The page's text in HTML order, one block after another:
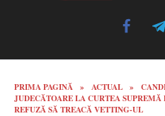
PRIMA PAGINĂ » ACTUAL »
JUDECĂTOARE LA CURTEA
REFUZĂ SĂ TREACĂ VETTING-UL